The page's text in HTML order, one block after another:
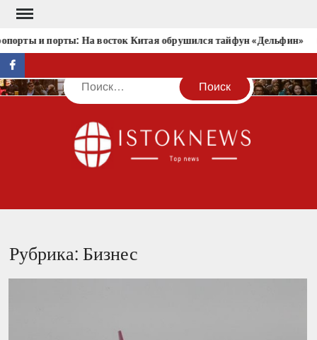
Перейти
содержимому
и порты: На восток Китая обрушился тайфун «Дельфин»
facebook
Поиск
Рубрика:Бизнес